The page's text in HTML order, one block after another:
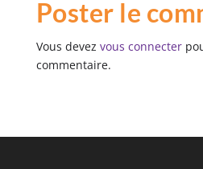
Poster le
Vous devez vous connecter
commentaire.